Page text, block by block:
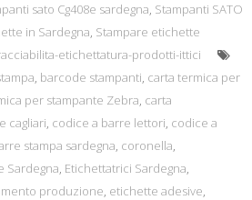
sato Cg408e sardegna, Stampanti SATO
in Sardegna, Stampare etichette
etichettatura-prodotti-ittici
, barcode stampanti, carta termica per
per stampante Zebra, carta
cagliari, codice a barre lettori, codice a
stampa sardegna, coronella,
Sardegna, Etichettatrici Sardegna,
produzione, etichette adesive,